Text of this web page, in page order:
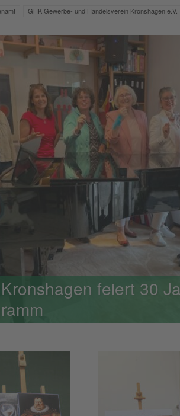
GHK Gewerbe- und Handelsverein Kronshagen e.V.
feiert 30